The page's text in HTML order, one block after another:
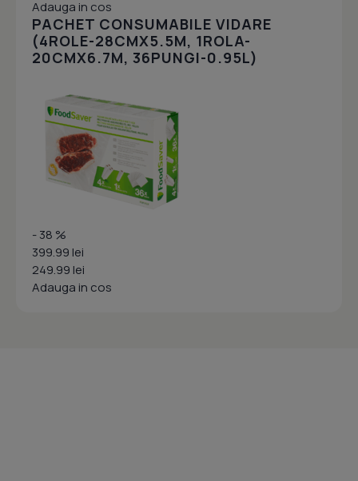
Adauga in cos
PACHET CONSUMABILE VIDARE
(4ROLE-28CMX5.5M, 1ROLA-
20CMX6.7M, 36PUNGI-0.95L)
- 38 %
399.99 lei
249.99 lei
Adauga in cos